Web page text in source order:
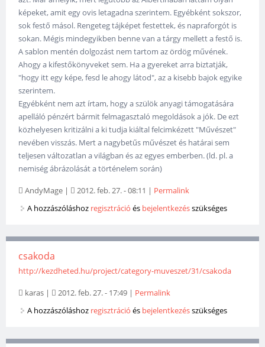
képeket, amit egy ovis letagadna szerintem. Egyébként sokszor,
sok festő másol. Rengeteg tájképet festettek, és napraforgót is
sokan. Mégis mindegyikben benne van a tárgy mellett a festő is.
A sablon mentén dolgozást nem tartom az ördög művének.
Ahogy a kifestőkönyveket sem. Ha a gyereket arra biztatják,
"hogy itt egy képe, fesd le ahogy látod", az a kisebb bajok egyike
szerintem.
Egyébként nem azt írtam, hogy a szülök anyagi támogatására
apelláló pénzért bármit felmagasztaló megoldások a jók. De ezt
közhelyesen kritizálni a ki tudja kiáltal felcimkézett "Művészet"
nevében visszás. Mert a nagybetűs művészet és határai sem
teljesen változatlan a világban és az egyes emberben. (ld. pl. a
nemiség ábrázolását a történelem során)
AndyMage | 2012. feb. 27. - 08:11 | Permalink
A hozzászóláshoz regisztráció és bejelentkezésszükséges
csakoda
http://kezdheted.hu/project/category-muveszet/31/csakoda
karas | 2012. feb. 27. - 17:49 | Permalink
A hozzászóláshoz regisztráció és bejelentkezésszükséges